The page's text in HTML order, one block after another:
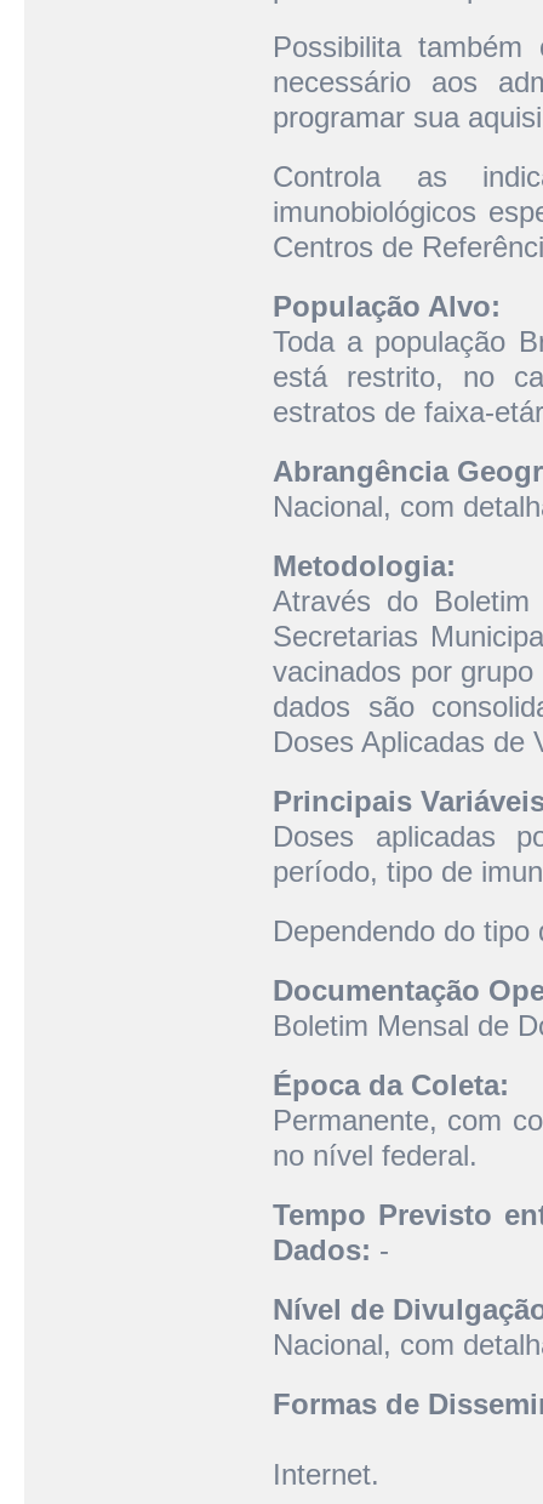
Possibilita
necessário aos
programar sua
Controla as
imunobiológicos
Centros de
População Alvo:
Toda a população
está restrito, no
estratos de faixa-
Abrangência
Nacional, com
Metodologia:
Através do
Secretarias
vacinados por
dados são
Doses Aplicadas de
Principais
Doses aplicadas
período, tipo de
Dependendo do
Documentação
Boletim Mensal de
Época da Coleta:
Permanente, com
no nível federal.
Tempo Previsto
Dados: -
Nível de
Nacional, com
Formas de
Internet.